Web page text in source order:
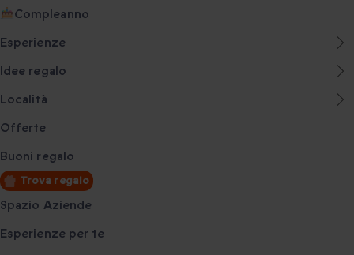
Compleanno
Esperienze
Idee regalo
Località
Offerte
Buoni regalo
Trova regalo
Spazio Aziende
Esperienze per te